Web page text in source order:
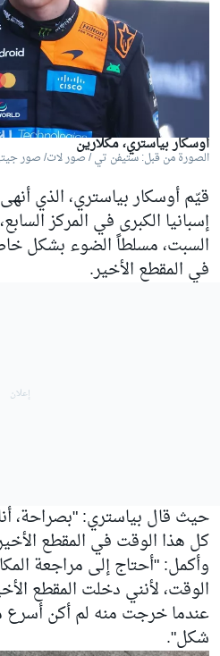
أوسكار بياستري، مكلارين
الصورة من قبل: ستيفن تي / صور لات/ صور
قيّم أوسكار بياستري، الذي
إسبانيا الكبرى في المركز
السبت، مسلطاً الضوء بشكل
في المقطع الأخير.
حيث قال بياستري: "بصراحة،
كل هذا الوقت في المقطع
وأكمل: "أحتاج إلى مراجعة
الوقت، لأنني دخلت المقطع
عندما خرجت منه لم أكن أسرع
شكل".